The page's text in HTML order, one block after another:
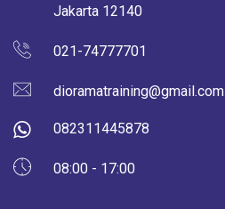
Jakarta 12140
021-74777701
dioramatraining@gmail.com
082311445878
08:00 - 17:00